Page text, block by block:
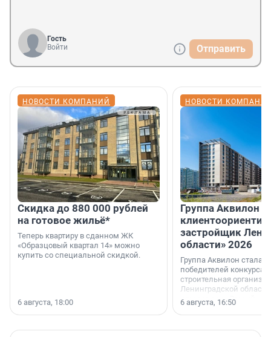
Гость
Войти
Отправить
НОВОСТИ КОМПАНИЙ
Скидка до 880 000 рублей
на готовое жильё*
Теперь квартиру в сданном ЖК
«Образцовый квартал 14» можно
купить со специальной скидкой.
6 августа, 18:00
НОВОСТИ
Группа Аквилон
застройщик
области» 2026
Группа Аквилон стала
победителей конкурса
строительная
Ленинградской области
номинации «Самый
застройщик
области».
6 августа, 16:50